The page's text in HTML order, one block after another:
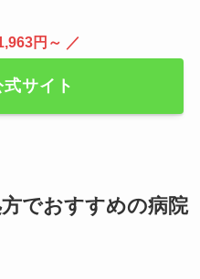
円～ ／
サイト
方でおすすめの病院